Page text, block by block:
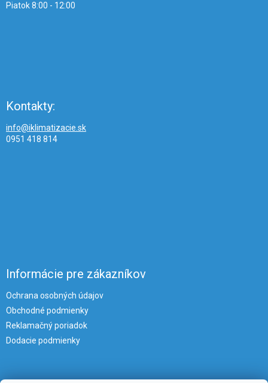
Piatok 8:00 - 12:00
Kontakty:
info@iklimatizacie.sk
0951 418 814
Informácie pre zákazníkov
Ochrana osobných údajov
Obchodné podmienky
Reklamačný poriadok
Dodacie podmienky